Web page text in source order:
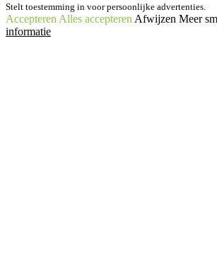
Stelt toestemming in voor persoonlijke advertenties.
Accepteren Alles accepteren Afwijzen Meer
informatie